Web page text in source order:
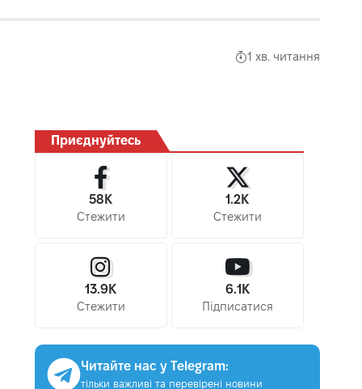
1 хв. читання
Приєднуйтесь
58K
Стежити
1.2K
Стежити
13.9K
Стежити
6.1K
Підписатися
Читайте нас у Telegram:
тільки важливі та перевірені новини